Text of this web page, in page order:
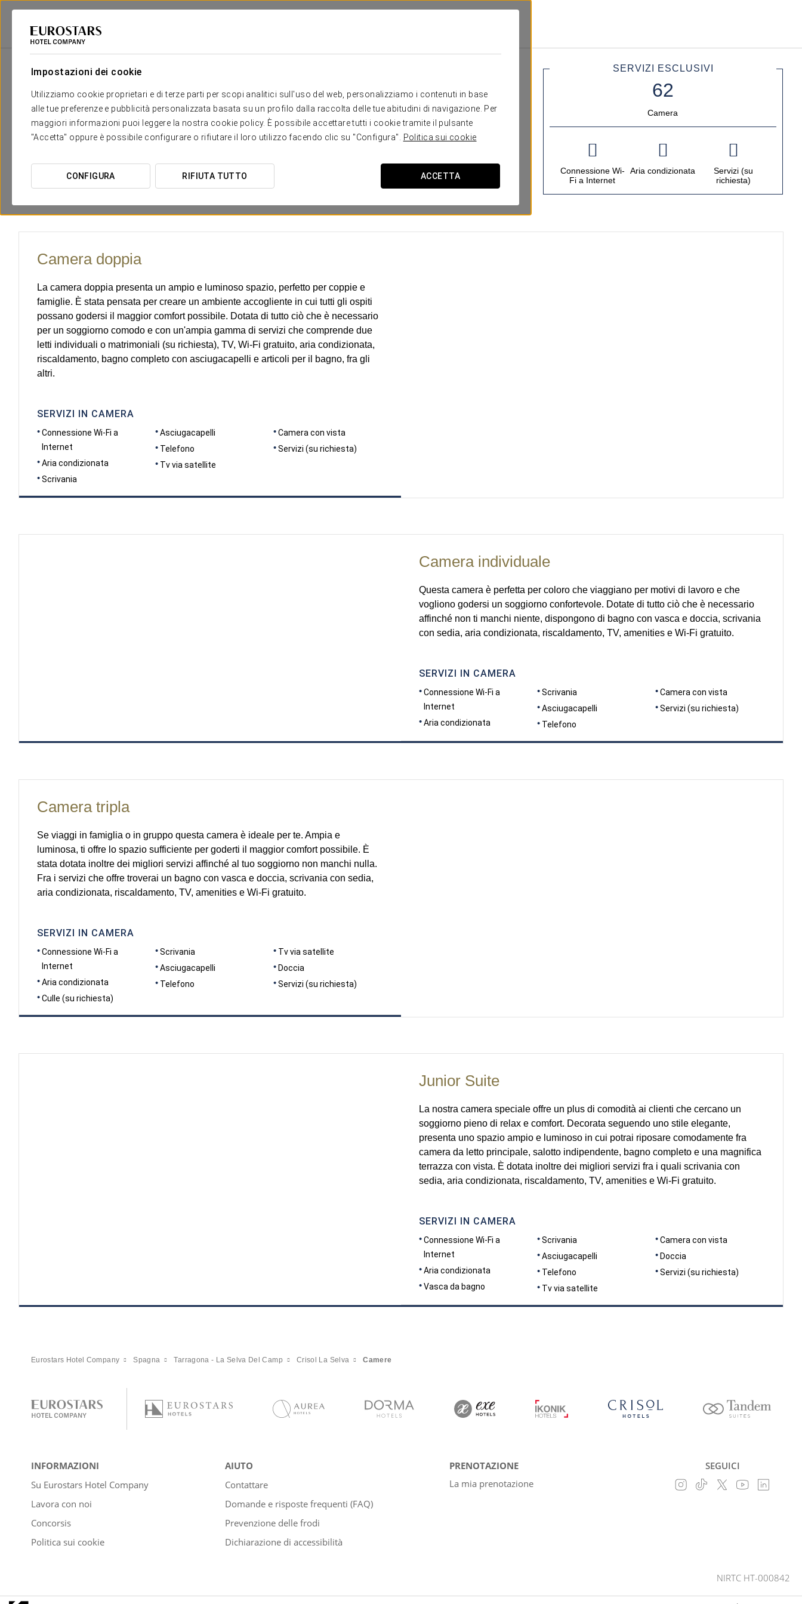
Impostazioni dei cookie
Utilizziamo cookie proprietari e di terze parti per scopi analitici sull'uso del web, personalizziamo i contenuti in base
alle tue preferenze e pubblicità personalizzata basata su un profilo dalla raccolta delle tue abitudini di navigazione. Per
maggiori informazioni puoi leggere la nostra cookie policy. È possibile accettare tutti i cookie tramite il pulsante
"Accetta" oppure è possibile configurare o rifiutare il loro utilizzo facendo clic su "Configura".
Politica sui cookie
CONFIGURA RIFIUTA TUTTO ACCETTA
Eurostars Hotel Company
Il comfort e il riposo di cui hai bisogno
Laversatilità e la funzionalitàsono le caratteristiche principali delle 62 camere dell'Crisol La Selva. Decorate con
eleganza per creare un ambiente accogliente, i vari tipi di camere ci permettono di offriresoggiorni personalizzati
ai nostri clienti. Sono dotate di un'ampia gamma di servizi pensati per garantire unmaggior comfort e un riposo
In tutte le camere troverai un bagno con vasca e doccia, scrivania con sedia, aria condizionata, riscaldamento, TV,
SERVIZI ESCLUSIVI
Camera
Connessione Wi-
Fi a Internet
Aria condizionata
Servizi (su
richiesta)
Camera doppia
La camera doppia presenta un ampio e luminoso spazio, perfetto per coppie e
famiglie. È stata pensata per creare un ambiente accogliente in cui tutti gli ospiti
possano godersi il maggior comfort possibile. Dotata di tutto ciò che è necessario
per un soggiorno comodo e con un'ampia gamma di servizi che comprende due
letti individuali o matrimoniali (su richiesta), TV, Wi-Fi gratuito, aria condizionata,
riscaldamento, bagno completo con asciugacapelli e articoli per il bagno, fra gli
altri.
SERVIZI IN CAMERA
Connessione Wi-Fi a
Internet
Aria condizionata
Scrivania
Asciugacapelli
Telefono
Tv via satellite
Camera con vista
Servizi (su richiesta)
Camera individuale
Questa camera è perfetta per coloro che viaggiano per motivi di lavoro e che
vogliono godersi un soggiorno confortevole. Dotate di tutto ciò che è necessario
affinché non ti manchi niente, dispongono di bagno con vasca e doccia, scrivania
con sedia, aria condizionata, riscaldamento, TV, amenities e Wi-Fi gratuito.
SERVIZI IN CAMERA
Connessione Wi-Fi a
Internet
Aria condizionata
Scrivania
Asciugacapelli
Telefono
Camera con vista
Servizi (su richiesta)
Camera tripla
Se viaggi in famiglia o in gruppo questa camera è ideale per te. Ampia e
luminosa, ti offre lo spazio sufficiente per goderti il maggior comfort possibile. È
stata dotata inoltre dei migliori servizi affinché al tuo soggiorno non manchi nulla.
Fra i servizi che offre troverai un bagno con vasca e doccia, scrivania con sedia,
aria condizionata, riscaldamento, TV, amenities e Wi-Fi gratuito.
SERVIZI IN CAMERA
Connessione Wi-Fi a
Internet
Aria condizionata
Culle (su richiesta)
Scrivania
Asciugacapelli
Telefono
Tv via satellite
Doccia
Servizi (su richiesta)
Junior Suite
La nostra camera speciale offre un plus di comodità ai clienti che cercano un
soggiorno pieno di relax e comfort. Decorata seguendo uno stile elegante,
presenta uno spazio ampio e luminoso in cui potrai riposare comodamente fra
camera da letto principale, salotto indipendente, bagno completo e una magnifica
terrazza con vista. È dotata inoltre dei migliori servizi fra i quali scrivania con
sedia, aria condizionata, riscaldamento, TV, amenities e Wi-Fi gratuito.
SERVIZI IN CAMERA
Connessione Wi-Fi a
Internet
Aria condizionata
Vasca da bagno
Scrivania
Asciugacapelli
Telefono
Tv via satellite
Camera con vista
Doccia
Servizi (su richiesta)
Eurostars Hotel Company Spagna Tarragona - La Selva Del Camp Crisol La Selva Camere
INFORMAZIONI
Su Eurostars Hotel Company
Lavora con noi
Concorsis
Politica sui cookie
AIUTO
Contattare
Domande e risposte frequenti (FAQ)
Prevenzione delle frodi
Dichiarazione di accessibilità
PRENOTAZIONE
La mia prenotazione
SEGUICI
NIRTC HT-000842